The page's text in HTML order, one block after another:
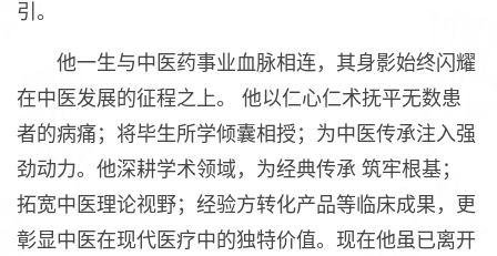
引。
他一生与中医药事业血脉相连，其身影始终闪耀
在中医发展的征程之上。 他以仁心仁术抚平无数患
者的病痛；将毕生所学倾囊相授；为中医传承注入强
劲动力。他深耕学术领域，为经典传承 筑牢根基；
拓宽中医理论视野；经验方转化产品等临床成果，更
彰显中医在现代医疗中的独特价值。现在他虽已离开